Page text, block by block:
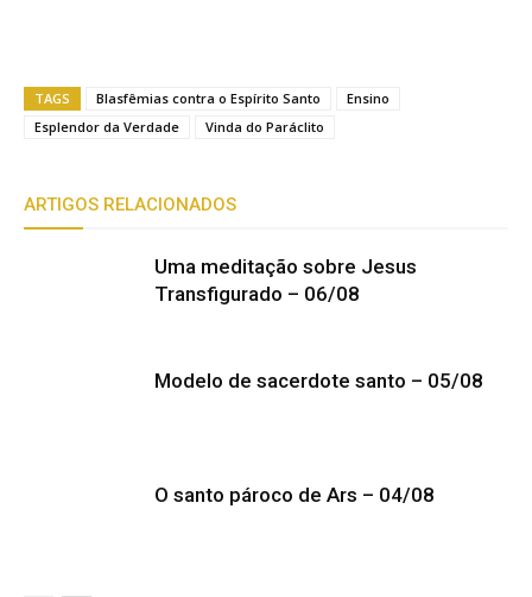
TAGS Blasfêmias contra o Espírito Santo
Ensino
Esplendor da Verdade
Vinda do Paráclito
ARTIGOS RELACIONADOS
Uma meditação sobre Jesus
Transfigurado – 06/08
Modelo de sacerdote santo – 05/08
O santo pároco de Ars – 04/08